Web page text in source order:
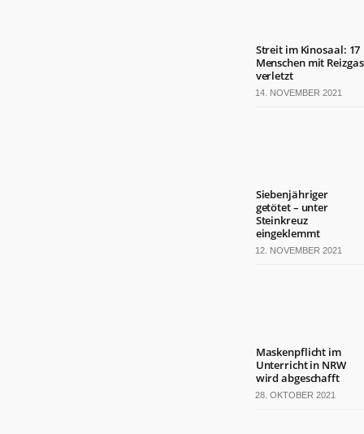
Streit im Kinosaal: 17
Menschen mit Reizgas
verletzt
14. NOVEMBER 2021
Siebenjähriger
getötet – unter
Steinkreuz
eingeklemmt
12. NOVEMBER 2021
Maskenpflicht im
Unterricht in NRW
wird abgeschafft
28. OKTOBER 2021